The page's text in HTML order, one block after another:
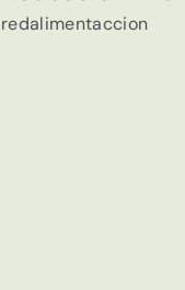
redalimentaccion